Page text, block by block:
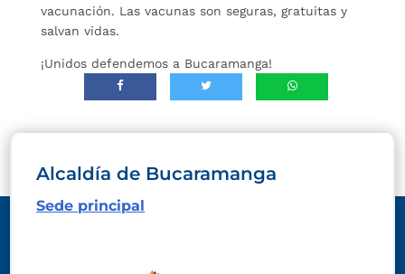
vacunación. Las vacunas son seguras, gratuitas y
salvan vidas.
¡Unidos defendemos a Bucaramanga!
Alcaldía de Bucaramanga
Sede principal